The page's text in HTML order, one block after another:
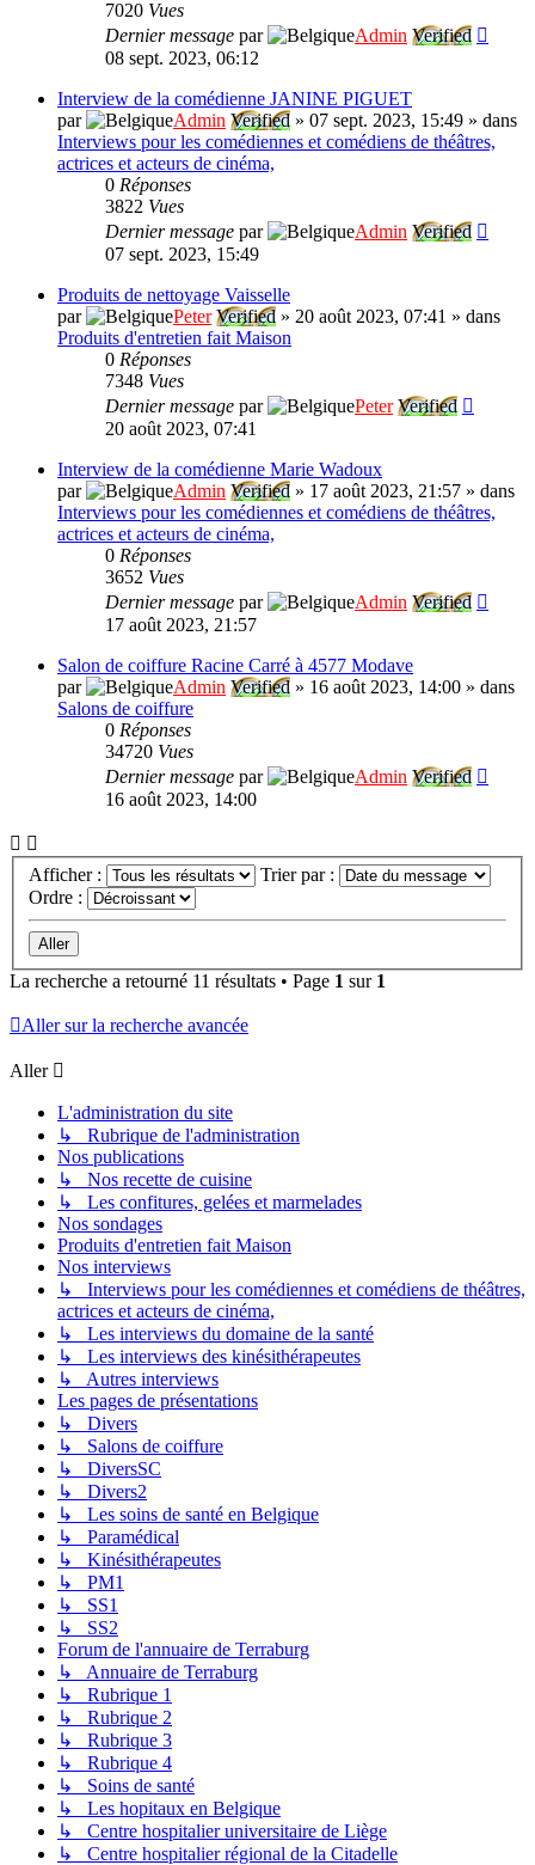
7020 Vues
Dernier message par Admin Verified
08 sept. 2023, 06:12
Interview de la comédienne JANINE PIGUET
par
Admin Verified » 07 sept. 2023, 15:49 » dans
Interviews pour les comédiennes et comédiens de théâtres,
actrices et acteurs de cinéma,
0 Réponses
3822 Vues
Dernier message par Admin Verified
07 sept. 2023, 15:49
Produits de nettoyage Vaisselle
par
Peter Verified » 20 août 2023, 07:41 » dans
Produits d'entretien fait Maison
0 Réponses
7348 Vues
Dernier message par Peter Verified
20 août 2023, 07:41
Interview de la comédienne Marie Wadoux
par
Admin Verified » 17 août 2023, 21:57 » dans
Interviews pour les comédiennes et comédiens de théâtres,
actrices et acteurs de cinéma,
0 Réponses
3652 Vues
Dernier message par Admin Verified
17 août 2023, 21:57
Salon de coiffure Racine Carré à 4577 Modave
par
Admin Verified » 16 août 2023, 14:00 » dans
Salons de coiffure
0 Réponses
34720 Vues
Dernier message par Admin Verified
16 août 2023, 14:00
Afficher :
Trier par :
Ordre :
La recherche a retourné 11 résultats • Page 1 sur 1
Aller sur la recherche avancée
Aller
L'administration du site
↳ Rubrique de l'administration
Nos publications
↳ Nos recette de cuisine
↳ Les confitures, gelées et marmelades
Nos sondages
Produits d'entretien fait Maison
Nos interviews
↳ Interviews pour les comédiennes et comédiens de théâtres,
actrices et acteurs de cinéma,
↳ Les interviews du domaine de la santé
↳ Les interviews des kinésithérapeutes
↳ Autres interviews
Les pages de présentations
↳ Divers
↳ Salons de coiffure
↳ DiversSC
↳ Divers2
↳ Les soins de santé en Belgique
↳ Paramédical
↳ Kinésithérapeutes
↳ PM1
↳ SS1
↳ SS2
Forum de l'annuaire de Terraburg
↳ Annuaire de Terraburg
↳ Rubrique 1
↳ Rubrique 2
↳ Rubrique 3
↳ Rubrique 4
↳ Soins de santé
↳ Les hopitaux en Belgique
↳ Centre hospitalier universitaire de Liège
↳ Centre hospitalier régional de la Citadelle